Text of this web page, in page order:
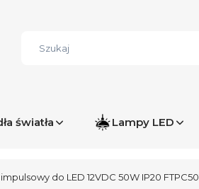
światła Lampy LED
do LED 12VDC 50W IP20